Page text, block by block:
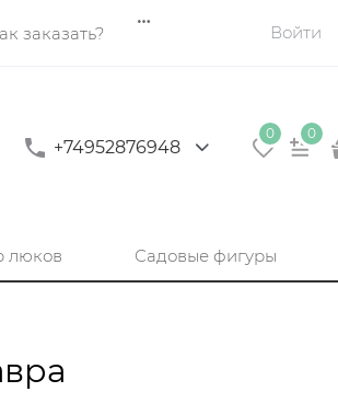
заказать? Войти
+74952876948
0 0
люков Садовые фигуры